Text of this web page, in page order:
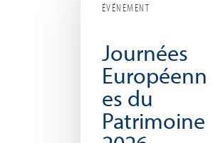
ÉVÉNEMENT
Journées
Européenn
es du
Patrimoine